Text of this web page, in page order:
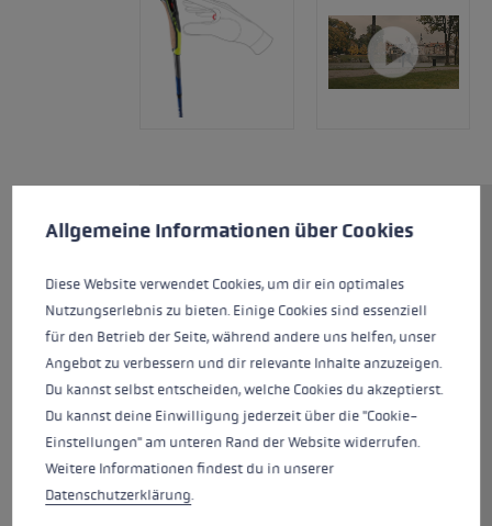
Mit dem neuen Traveller FX.One
schneller unterwegs! Der 181 g
leichte Carbon Faltstock ist mit
dem neuen Nordic Shark
ausgestattet. Eine perfekte Griff
-Schlaufen-Technologie,
konstruiert für die nordischen
Disziplinen. Durch den neuen
Griff bekommst bei deinem
Workout exakte Führung,
Allgemeine Informationen über Cookies
Diese Website verwendet Cookies, um dir ein optimales
Nutzungserlebnis zu bieten. Einige Cookies sind essenziell
für den Betrieb der Seite, während andere uns helfen, unser
Angebot zu verbessern und dir relevante Inhalte anzuzeigen.
Du kannst selbst entscheiden, welche Cookies du akzeptierst.
Du kannst deine Einwilligung jederzeit über die "Cookie-
Einstellungen" am unteren Rand der Website widerrufen.
Weitere Informationen findest du in unserer
Datenschutzerklärung.